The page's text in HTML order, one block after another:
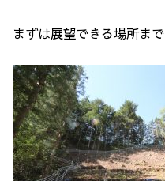
まずは展望できる場所まで